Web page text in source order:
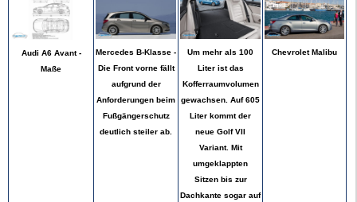
Audi A6 Avant -
Maße
Mercedes B-Klasse -
Die Front vorne fällt
aufgrund der
Anforderungen beim
Fußgängerschutz
deutlich steiler ab.
Um mehr als 100
Liter ist das
Kofferraumvolumen
gewachsen. Auf 605
Liter kommt der
neue Golf VII
Variant. Mit
umgeklappten
Sitzen bis zur
Dachkante sogar auf
Chevrolet Malibu